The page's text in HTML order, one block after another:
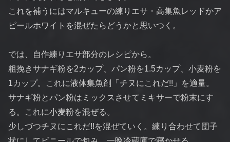
これを補うにはマルキューの練りエサ・高集魚レッドかア
ピールホワイトを混ぜたらどうかと思いつく。
では、自作練りエサ部分のレシピから。
粗挽きサナギ粉を2カップ、パン粉を1.5カップ、小麦粉を
1カップ。これに液体集魚剤「チヌにこれだ!!」を適量。
サナギ粉とパン粉はミックスさせてミキサーで粉末にす
る。これに小麦粉を混ぜる。
少しづつチヌにこれだ!!を混ぜていく。練り合わせて団子